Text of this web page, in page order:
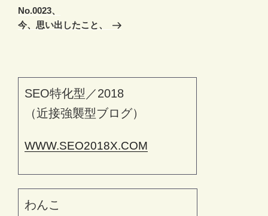
ー
シ
の
投
No.0023、
今、思い出したこと、
SEO特化型／2018
（近接強襲型ブログ）
WWW.SEO2018X.COM
わんこ